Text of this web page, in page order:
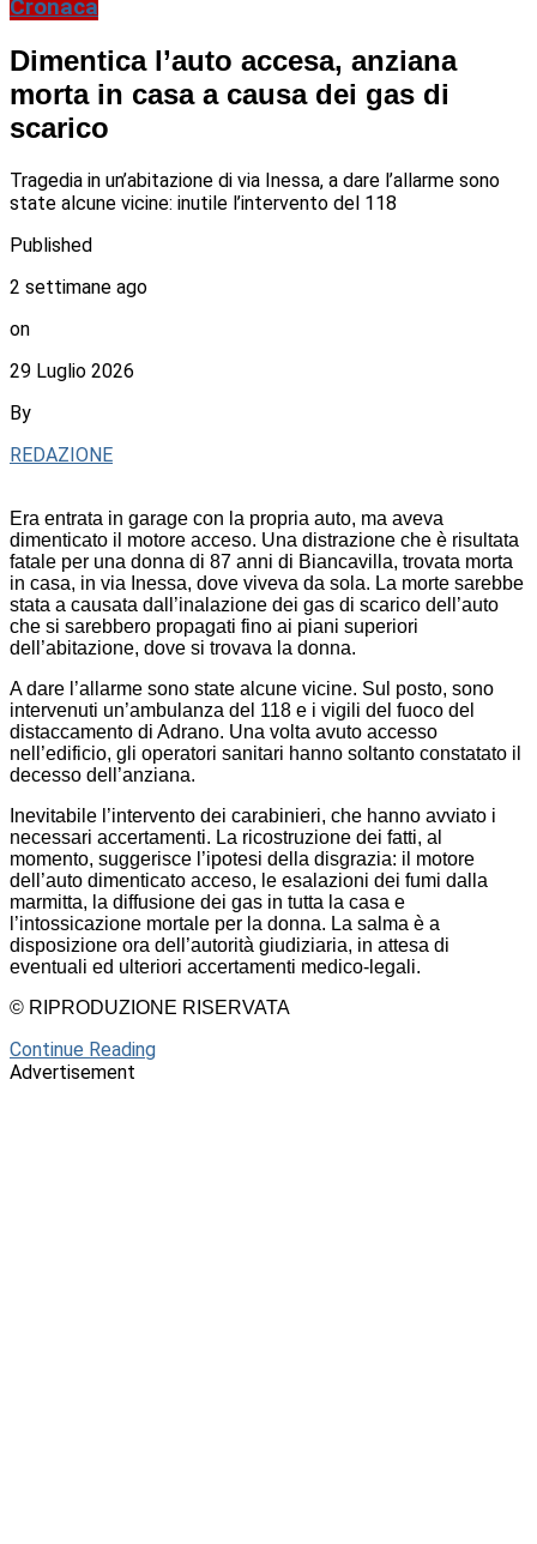
Cronaca
Dimentica l’auto accesa, anziana
morta in casa a causa dei gas di
scarico
Tragedia in un’abitazione di via Inessa, a dare l’allarme sono
state alcune vicine: inutile l’intervento del 118
Published
2 settimane ago
on
29 Luglio 2026
By
REDAZIONE
Era entrata in garage con la propria auto, ma aveva
dimenticato il motore acceso. Una distrazione che è risultata
fatale per una donna di 87 anni di Biancavilla, trovata morta
in casa, in via Inessa, dove viveva da sola. La morte sarebbe
stata a causata dall’inalazione dei gas di scarico dell’auto
che si sarebbero propagati fino ai piani superiori
dell’abitazione, dove si trovava la donna.
A dare l’allarme sono state alcune vicine. Sul posto, sono
intervenuti un’ambulanza del 118 e i vigili del fuoco del
distaccamento di Adrano. Una volta avuto accesso
nell’edificio, gli operatori sanitari hanno soltanto constatato il
decesso dell’anziana.
Inevitabile l’intervento dei carabinieri, che hanno avviato i
necessari accertamenti. La ricostruzione dei fatti, al
momento, suggerisce l’ipotesi della disgrazia: il motore
dell’auto dimenticato acceso, le esalazioni dei fumi dalla
marmitta, la diffusione dei gas in tutta la casa e
l’intossicazione mortale per la donna. La salma è a
disposizione ora dell’autorità giudiziaria, in attesa di
eventuali ed ulteriori accertamenti medico-legali.
© RIPRODUZIONE RISERVATA
Continue Reading
Advertisement